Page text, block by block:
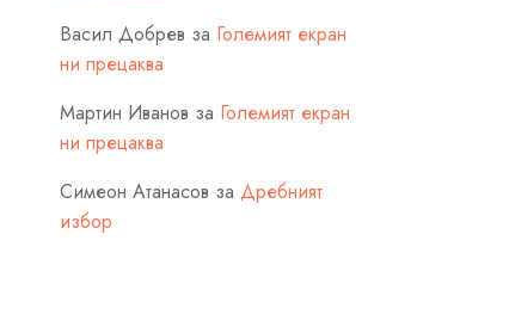
Васил Добрев за Големият екран
ни прецаква
Мартин Иванов за Големият екран
ни прецаква
Симеон Атанасов за Дребният
избор